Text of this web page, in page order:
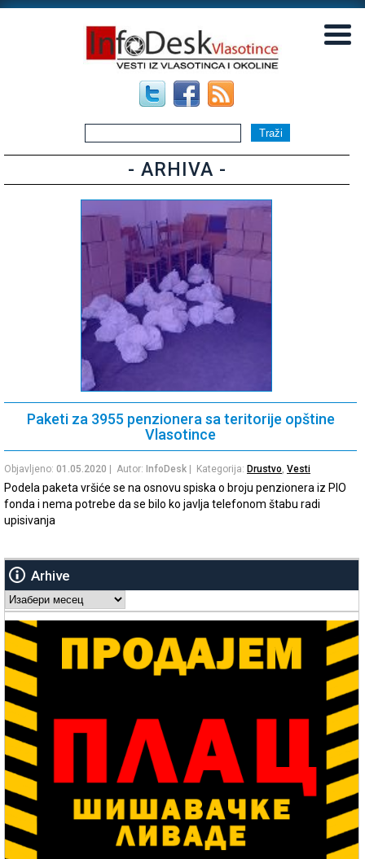
- ARHIVA -
Paketi za 3955 penzionera sa teritorije opštine
Vlasotince
Objavljeno: 01.05.2020 | Autor: InfoDesk | Kategorija: Drustvo, Vesti
Podela paketa vršiće se na osnovu spiska o broju penzionera iz PIO
fonda i nema potrebe da se bilo ko javlja telefonom štabu radi
upisivanja
Arhive
Arhive